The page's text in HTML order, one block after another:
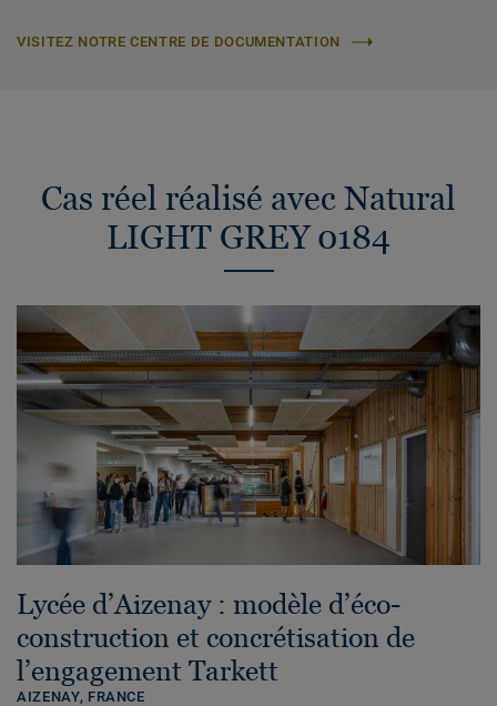
VISITEZ NOTRE CENTRE DE DOCUMENTATION
Cas réel réalisé avec Natural
LIGHT GREY 0184
Lycée d’Aizenay : modèle d’éco-
construction et concrétisation de
l’engagement Tarkett
AIZENAY, FRANCE